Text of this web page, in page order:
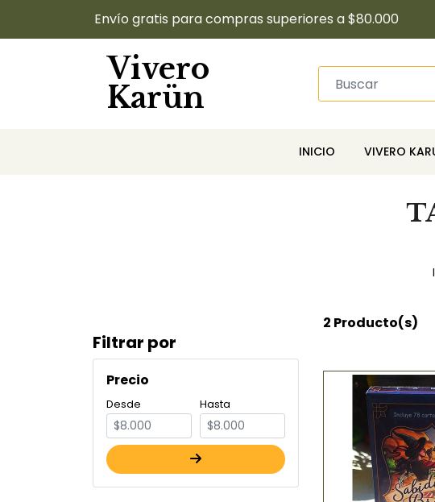
Envío gratis para compras superiores a $80.000
Vivero
Karün
INICIO VIVERO
Filtrar por
Precio
Desde Hasta
2 Producto(s)